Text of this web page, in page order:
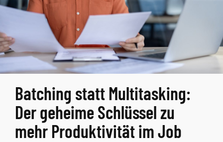
Batching statt Multitasking:
Der geheime Schlüssel zu
mehr Produktivität im Job